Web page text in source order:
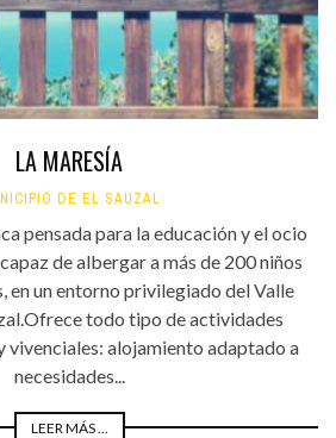
LA MARESÍA
DE EL SAUZAL
pensada para la educación y el ocio
de albergar a más de 200 niños
en un entorno privilegiado del Valle
todo tipo de actividades
vivenciales: alojamiento adaptado a
necesidades...
LEER MÁS ...